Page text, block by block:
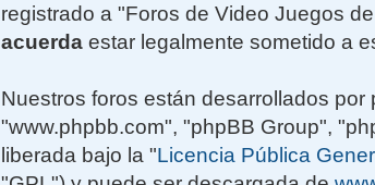
registrado a "Foros de Video Juegos
acuerda estar legalmente sometido a
Nuestros foros están desarrollados
"www.phpbb.com", "phpBB Group",
liberada bajo la "Licencia Pública